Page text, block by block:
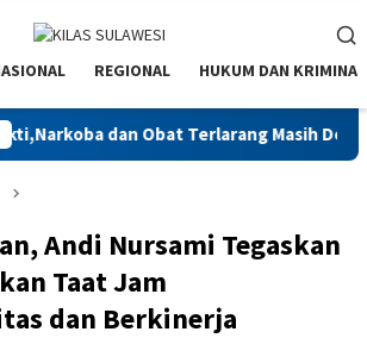
REGIONAL HUKUM DAN KRIMINAL
dan Obat Terlarang Masih Dominan
Andi Nursami Tegaskan
Taat Jam
dan Berkinerja